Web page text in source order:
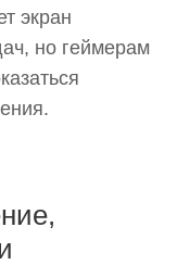
экран
но геймерам